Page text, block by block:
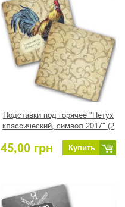
Подставки под горячее "Петух
классический, символ 2017" (2
45,00 грн Купить